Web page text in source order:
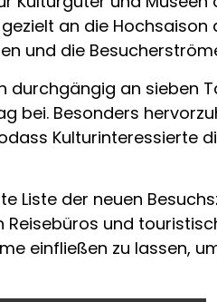
an die
und die
durchgängig an sieben
bei. Besonders
Kulturinteressierte
Liste der neuen
Reisebüros und
einfließen zu lassen,